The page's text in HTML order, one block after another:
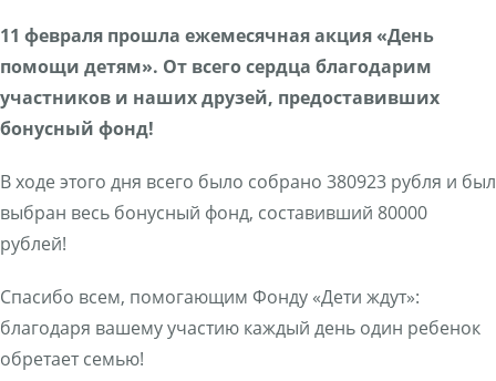
11 февраля прошла ежемесячная акция «День
помощи детям». От всего сердца благодарим
участников и наших друзей, предоставивших
бонусный фонд!
В ходе этого дня всего было собрано 380923 рубля и был
выбран весь бонусный фонд, составивший 80000
рублей!
Спасибо всем, помогающим Фонду «Дети ждут»:
благодаря вашему участию каждый день один ребенок
обретает семью!